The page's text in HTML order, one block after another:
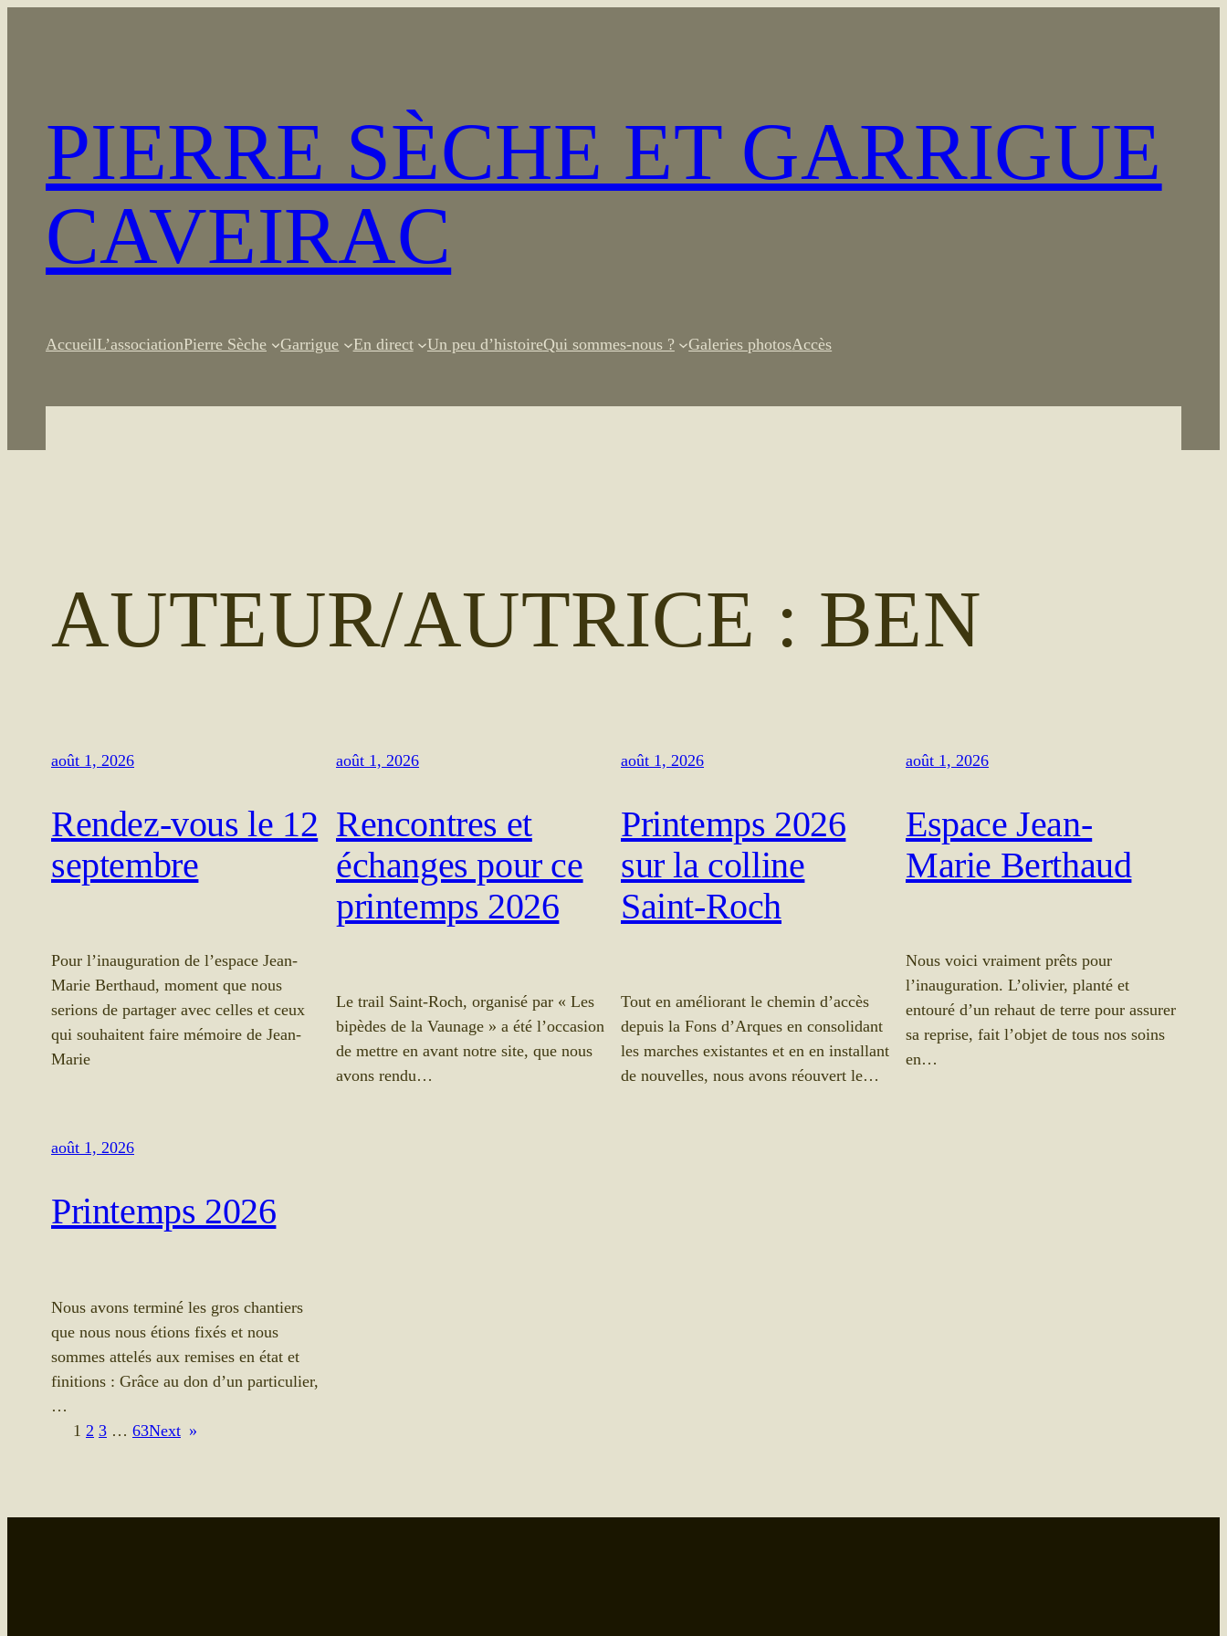
PIERRE SÈCHE ET GARRIGUE
CAVEIRAC
AccueilL’associationPierre Sèche Garrigue En direct Un peu d’histoireQui sommes-nous ? Galeries photosAccès
AUTEUR/AUTRICE : BEN
août 1, 2026
Rendez-vous le 12
septembre
Pour l’inauguration de l’espace Jean-
Marie Berthaud, moment que nous
serions de partager avec celles et ceux
qui souhaitent faire mémoire de Jean-
Marie
août 1, 2026
Rencontres et
échanges pour ce
printemps 2026
Le trail Saint-Roch, organisé par « Les
bipèdes de la Vaunage » a été l’occasion
de mettre en avant notre site, que nous
avons rendu…
août 1, 2026
Printemps 2026
sur la colline
Saint-Roch
Tout en améliorant le chemin d’accès
depuis la Fons d’Arques en consolidant
les marches existantes et en en installant
de nouvelles, nous avons réouvert le…
août 1, 2026
Espace Jean-
Marie Berthaud
Nous voici vraiment prêts pour
l’inauguration. L’olivier, planté et
entouré d’un rehaut de terre pour assurer
sa reprise, fait l’objet de tous nos soins
en…
août 1, 2026
Printemps 2026
Nous avons terminé les gros chantiers
que nous nous étions fixés et nous
sommes attelés aux remises en état et
finitions : Grâce au don d’un particulier,
…
1 2 3 … 63Next »